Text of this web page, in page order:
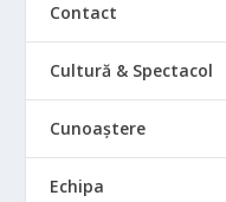
Contact
Cultură & Spectacol
Cunoaștere
Echipa